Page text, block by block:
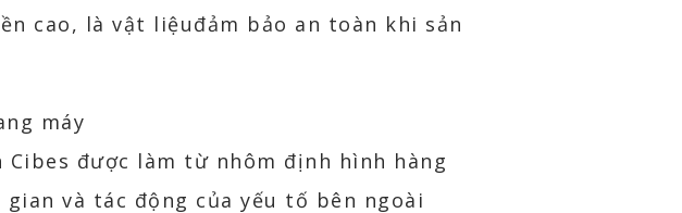
cao, là vật liệuđảm bảo an toàn khi sản
Cibes được làm từ nhôm định hình hàng
và tác động của yếu tố bên ngoài